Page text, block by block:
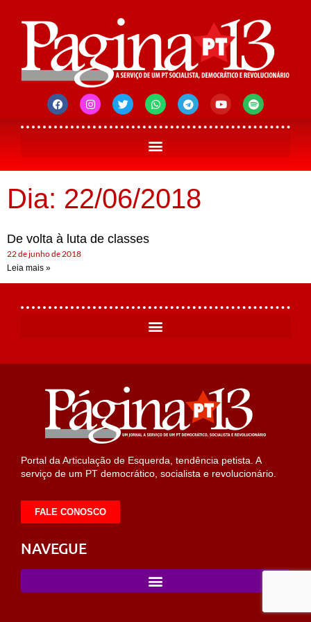
Dia: 22/06/2018
De volta à luta de classes
22 de junho de 2018
Leia mais »
Portal da Articulação de Esquerda, tendência petista. A
serviço de um PT democrático, socialista e revolucionário.
FALE CONOSCO
NAVEGUE